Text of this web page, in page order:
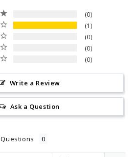
0
1
0
0
0
Write a Review
Ask a Question
Questions